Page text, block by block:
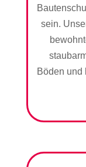
sein.
Böden und